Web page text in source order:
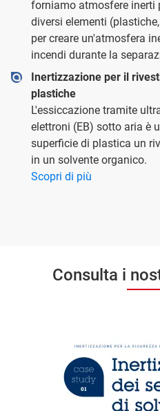
forniamo atmosfere inerti
diversi elementi
per creare un'atmosfera
incendi durante la
Inertizzazione per il
plastiche
L'essiccazione tramite
elettroni (EB) sotto aria è
superficie di plastica un
in un solvente organico.
Scopri di più
Consulta i